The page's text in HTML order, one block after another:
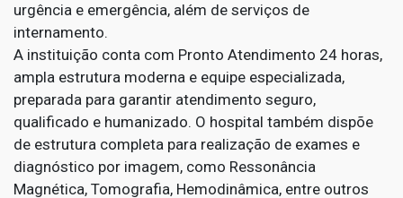
urgência e emergência, além de serviços de
internamento.
A instituição conta com Pronto Atendimento 24 horas,
ampla estrutura moderna e equipe especializada,
preparada para garantir atendimento seguro,
qualificado e humanizado. O hospital também dispõe
de estrutura completa para realização de exames e
diagnóstico por imagem, como Ressonância
Magnética, Tomografia, Hemodinâmica, entre outros